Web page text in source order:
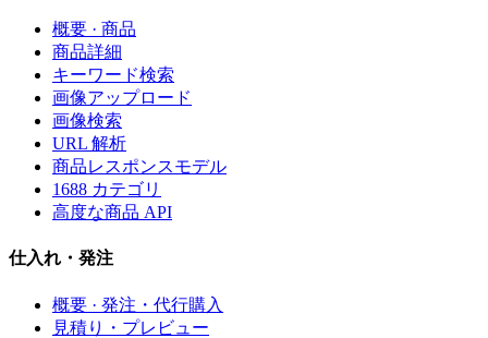
概要 · 商品
商品詳細
キーワード検索
画像アップロード
画像検索
URL 解析
商品レスポンスモデル
1688 カテゴリ
高度な商品 API
仕入れ・発注
概要 · 発注・代行購入
見積り・プレビュー